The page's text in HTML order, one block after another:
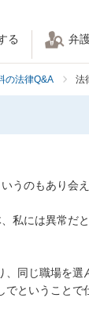
る 弁
の法律Q&A 法
うのもあり会
私には異常だ
、同じ職場を選
でということで